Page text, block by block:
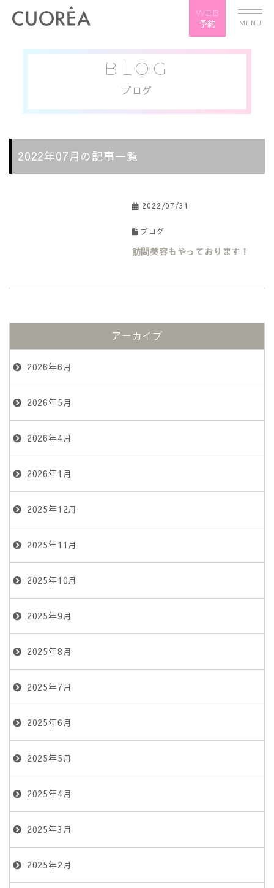
WEB
予約 MENU
BLOG
ブログ
2022年07月の記事一覧
2022/07/31
ブログ
訪問美容もやっております！
アーカイブ
2026年6月
2026年5月
2026年4月
2026年1月
2025年12月
2025年11月
2025年10月
2025年9月
2025年8月
2025年7月
2025年6月
2025年5月
2025年4月
2025年3月
2025年2月